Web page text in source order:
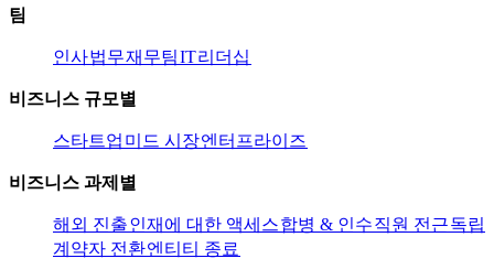
팀​​
인사​​법무​​재무팀​​IT​​리더십​​
비즈니스 규모별​​
스타트업​​ 미드 시장​​엔터프라이즈​​
비즈니스 과제별​​
해외 진출​​인재에 대한 액세스​​합병 & 인수​​직원 전근​​독립
계약자 전환​​엔티티 종료​​